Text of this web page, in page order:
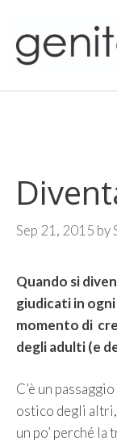
content
Sep 21, 2015 by
Quando si
giudicati in
momento di
degli adulti (e
C’è un
ostico degli altri,
un po’ perché la